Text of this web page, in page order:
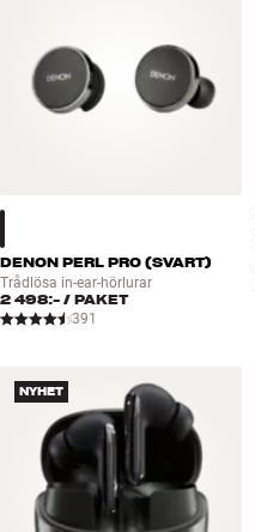
DENON PERL PRO (SVART)
Trådlösa in-ear-hörlurar
2 498:- / PAKET
391
NYHET